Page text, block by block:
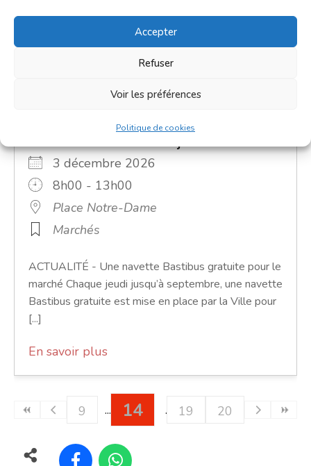
Accepter
Refuser
Voir les préférences
Politique de cookies
Grand marché du jeudi
3 décembre 2026
8h00 - 13h00
Place Notre-Dame
Marchés
ACTUALITÉ - Une navette Bastibus gratuite pour le
marché Chaque jeudi jusqu’à septembre, une navette
Bastibus gratuite est mise en place par la Ville pour
[...]
En savoir plus
9 14 19 20